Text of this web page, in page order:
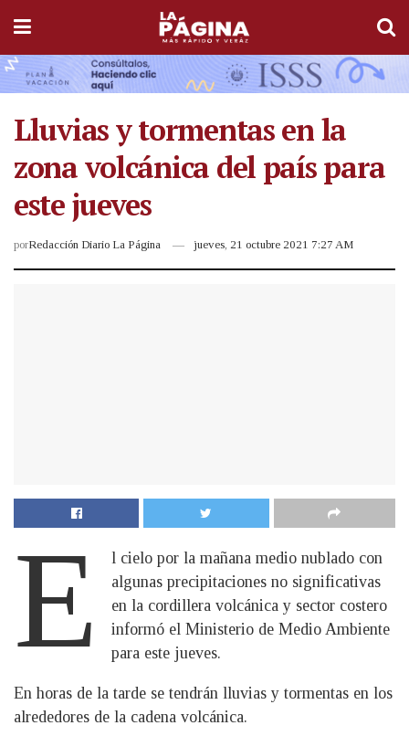
Lluvias y tormentas en la
zona volcánica del país para
este jueves
porRedacción Diario La Página jueves, 21 octubre 2021 7:27 AM
E
l cielo por la mañana medio nublado con
algunas precipitaciones no significativas
en la cordillera volcánica y sector costero
informó el Ministerio de Medio Ambiente
para este jueves.
En horas de la tarde se tendrán lluvias y tormentas en los
alrededores de la cadena volcánica.